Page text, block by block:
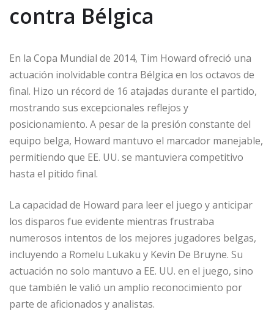
contra Bélgica
En la Copa Mundial de 2014, Tim Howard ofreció una
actuación inolvidable contra Bélgica en los octavos de
final. Hizo un récord de 16 atajadas durante el partido,
mostrando sus excepcionales reflejos y
posicionamiento. A pesar de la presión constante del
equipo belga, Howard mantuvo el marcador manejable,
permitiendo que EE. UU. se mantuviera competitivo
hasta el pitido final.
La capacidad de Howard para leer el juego y anticipar
los disparos fue evidente mientras frustraba
numerosos intentos de los mejores jugadores belgas,
incluyendo a Romelu Lukaku y Kevin De Bruyne. Su
actuación no solo mantuvo a EE. UU. en el juego, sino
que también le valió un amplio reconocimiento por
parte de aficionados y analistas.